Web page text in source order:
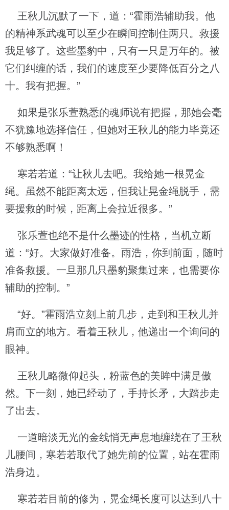
王秋儿沉默了一下，道：“霍雨浩辅助我。他
的精神系武魂可以至少在瞬间控制住两只。救援
我足够了。这些墨豹中，只有一只是万年的。被
它们纠缠的话，我们的速度至少要降低百分之八
十。我有把握。”
如果是张乐萱熟悉的魂师说有把握，那她会毫
不犹豫地选择信任，但她对王秋儿的能力毕竟还
不够熟悉啊！
寒若若道：“让秋儿去吧。我给她一根晃金
绳。虽然不能距离太远，但我让晃金绳脱手，需
要援救的时候，距离上会拉近很多。”
张乐萱也绝不是什么墨迹的性格，当机立断
道：“好。大家做好准备。雨浩，你到前面，随时
准备救援。一旦那几只墨豹聚集过来，也需要你
辅助的控制。”
“好。”霍雨浩立刻上前几步，走到和王秋儿并
肩而立的地方。看着王秋儿，他递出一个询问的
眼神。
王秋儿略微仰起头，粉蓝色的美眸中满是傲
然。下一刻，她已经动了，手持长矛，大踏步走
了出去。
一道暗淡无光的金线悄无声息地缠绕在了王秋
儿腰间，寒若若取代了她先前的位置，站在霍雨
浩身边。
寒若若目前的修为，晃金绳长度可以达到八十